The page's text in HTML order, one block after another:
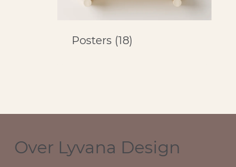
Posters (18)
Over Lyvana Design